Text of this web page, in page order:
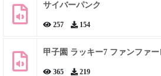
サイバーパンク
257 154
甲子園 ラッキー7 ファンファー
365 219